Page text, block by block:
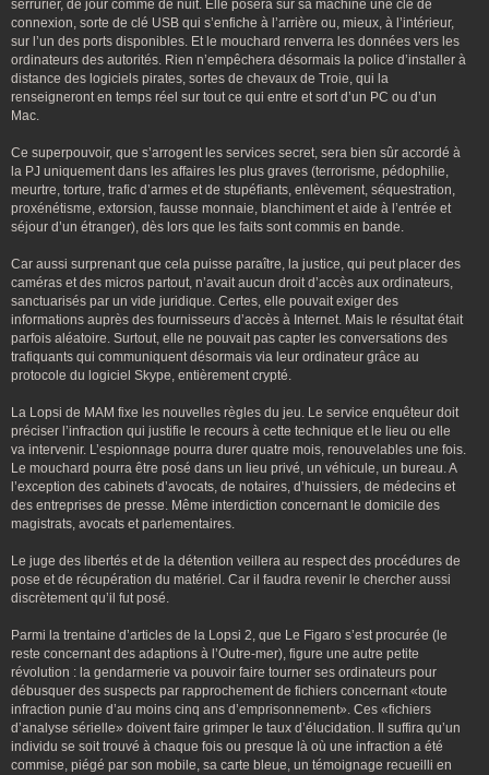
serrurier, de jour comme de nuit. Elle posera sur sa machine une clé de
connexion, sorte de clé USB qui s’enfiche à l’arrière ou, mieux, à l’intérieur,
sur l’un des ports disponibles. Et le mouchard renverra les données vers les
ordinateurs des autorités. Rien n’empêchera désormais la police d’installer à
distance des logiciels pirates, sortes de chevaux de Troie, qui la
renseigneront en temps réel sur tout ce qui entre et sort d’un PC ou d’un
Mac.
Ce superpouvoir, que s’arrogent les services secret, sera bien sûr accordé à
la PJ uniquement dans les affaires les plus graves (terrorisme, pédophilie,
meurtre, torture, trafic d’armes et de stupéfiants, enlèvement, séquestration,
proxénétisme, extorsion, fausse monnaie, blanchiment et aide à l’entrée et
séjour d’un étranger), dès lors que les faits sont commis en bande.
Car aussi surprenant que cela puisse paraître, la justice, qui peut placer des
caméras et des micros partout, n’avait aucun droit d’accès aux ordinateurs,
sanctuarisés par un vide juridique. Certes, elle pouvait exiger des
informations auprès des fournisseurs d’accès à Internet. Mais le résultat était
parfois aléatoire. Surtout, elle ne pouvait pas capter les conversations des
trafiquants qui communiquent désormais via leur ordinateur grâce au
protocole du logiciel Skype, entièrement crypté.
La Lopsi de MAM fixe les nouvelles règles du jeu. Le service enquêteur doit
préciser l’infraction qui justifie le recours à cette technique et le lieu ou elle
va intervenir. L’espionnage pourra durer quatre mois, renouvelables une fois.
Le mouchard pourra être posé dans un lieu privé, un véhicule, un bureau. A
l’exception des cabinets d’avocats, de notaires, d’huissiers, de médecins et
des entreprises de presse. Même interdiction concernant le domicile des
magistrats, avocats et parlementaires.
Le juge des libertés et de la détention veillera au respect des procédures de
pose et de récupération du matériel. Car il faudra revenir le chercher aussi
discrètement qu’il fut posé.
Parmi la trentaine d’articles de la Lopsi 2, que Le Figaro s’est procurée (le
reste concernant des adaptions à l’Outre-mer), figure une autre petite
révolution : la gendarmerie va pouvoir faire tourner ses ordinateurs pour
débusquer des suspects par rapprochement de fichiers concernant «toute
infraction punie d’au moins cinq ans d’emprisonnement». Ces «fichiers
d’analyse sérielle» doivent faire grimper le taux d’élucidation. Il suffira qu’un
individu se soit trouvé à chaque fois ou presque là où une infraction a été
commise, piégé par son mobile, sa carte bleue, un témoignage recueilli en